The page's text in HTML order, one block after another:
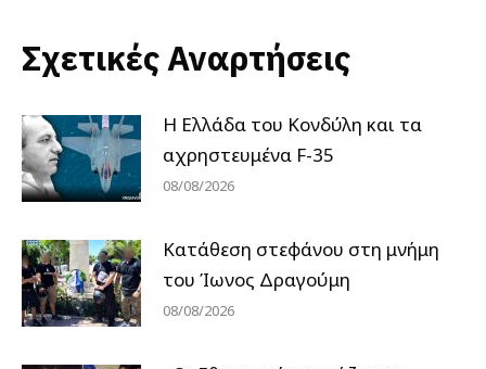
Σχετικές Αναρτήσεις
Η Ελλάδα του Κονδύλη και τα
αχρηστευμένα F-35
08/08/2026
Κατάθεση στεφάνου στη μνήμη
του Ίωνος Δραγούμη
08/08/2026